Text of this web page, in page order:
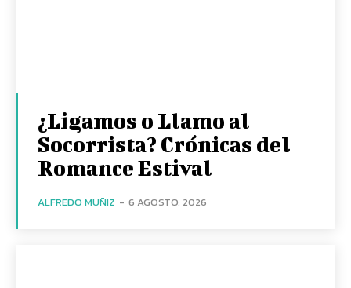
¿Ligamos o Llamo al
Socorrista? Crónicas del
Romance Estival
ALFREDO MUÑIZ - 6 AGOSTO, 2026